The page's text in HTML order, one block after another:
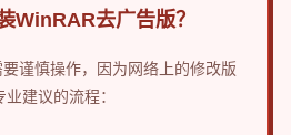
WinRAR去广告版？
谨慎操作，因为网络上的修改版
建议的流程：